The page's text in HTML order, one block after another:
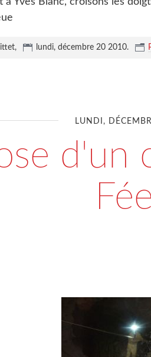
lundi, décembre 20 2010.
LUNDI,
d'un